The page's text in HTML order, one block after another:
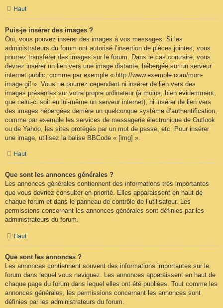
Haut
Puis-je insérer des images ?
Oui, vous pouvez insérer des images à vos messages. Si les
administrateurs du forum ont autorisé l’insertion de pièces jointes, vous
pourrez transférer des images sur le forum. Dans le cas contraire, vous
devrez insérer un lien vers une image distante, hébergée sur un serveur
internet public, comme par exemple « http://www.exemple.com/mon-
image.gif ». Vous ne pourrez cependant ni insérer de lien vers des
images présentes sur votre propre ordinateur (à moins, bien évidemment,
que celui-ci soit en lui-même un serveur internet), ni insérer de lien vers
des images hébergées derrière un quelconque système d’authentification,
comme par exemple les services de messagerie électronique de Outlook
ou de Yahoo, les sites protégés par un mot de passe, etc. Pour insérer
une image, utilisez la balise BBCode « [img] ».
Haut
Que sont les annonces générales ?
Les annonces générales contiennent des informations très importantes
que vous devriez consulter en priorité. Elles apparaissent en haut de
chaque forum et dans le panneau de contrôle de l’utilisateur. Les
permissions concernant les annonces générales sont définies par les
administrateurs du forum.
Haut
Que sont les annonces ?
Les annonces contiennent souvent des informations importantes sur le
forum dans lequel vous naviguez. Les annonces apparaissent en haut de
chaque page du forum dans lequel elles ont été publiées. Tout comme les
annonces générales, les permissions concernant les annonces sont
définies par les administrateurs du forum.